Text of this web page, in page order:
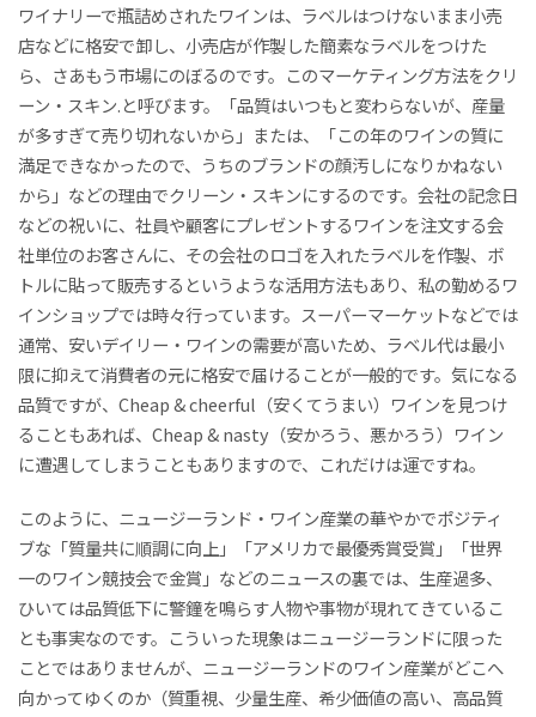
ワイナリーで瓶詰めされたワインは、ラベルはつけないまま小売
店などに格安で卸し、小売店が作製した簡素なラベルをつけた
ら、さあもう市場にのぼるのです。このマーケティング方法をクリ
ーン・スキン.と呼びます。「品質はいつもと変わらないが、産量
が多すぎて売り切れないから」または、「この年のワインの質に
満足できなかったので、うちのブランドの顔汚しになりかねない
から」などの理由でクリーン・スキンにするのです。会社の記念日
などの祝いに、社員や顧客にプレゼントするワインを注文する会
社単位のお客さんに、その会社のロゴを入れたラベルを作製、ボ
トルに貼って販売するというような活用方法もあり、私の勤めるワ
インショップでは時々行っています。スーパーマーケットなどでは
通常、安いデイリー・ワインの需要が高いため、ラベル代は最小
限に抑えて消費者の元に格安で届けることが一般的です。気になる
品質ですが、Cheap & cheerful（安くてうまい）ワインを見つけ
ることもあれば、Cheap & nasty（安かろう、悪かろう）ワイン
に遭遇してしまうこともありますので、これだけは運ですね。
このように、ニュージーランド・ワイン産業の華やかでポジティ
ブな「質量共に順調に向上」「アメリカで最優秀賞受賞」「世界
一のワイン競技会で金賞」などのニュースの裏では、生産過多、
ひいては品質低下に警鐘を鳴らす人物や事物が現れてきているこ
とも事実なのです。こういった現象はニュージーランドに限った
ことではありませんが、ニュージーランドのワイン産業がどこへ
向かってゆくのか（質重視、少量生産、希少価値の高い、高品質